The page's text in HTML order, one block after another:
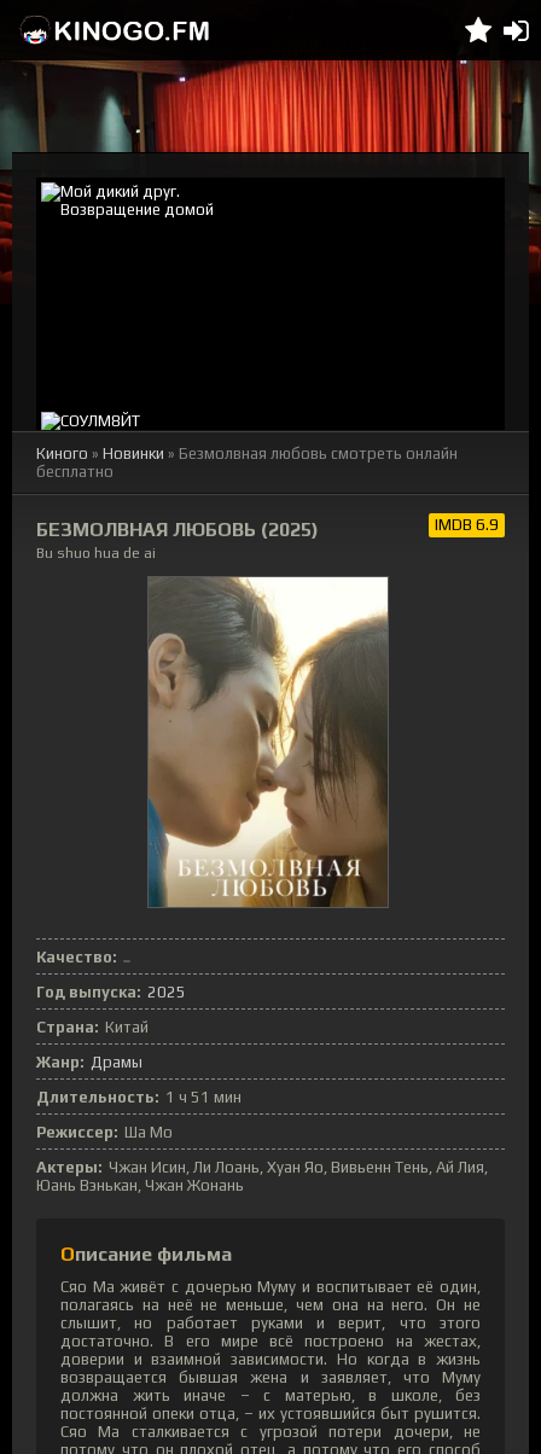
Киного » Новинки » Безмолвная любовь смотреть онлайн
бесплатно
БЕЗМОЛВНАЯ ЛЮБОВЬ (2025)
Bu shuo hua de ai
IMDB 6.9
Качество:
Год выпуска: 2025
Страна: Китай
Жанр: Драмы
Длительность: 1 ч 51 мин
Режиссер: Ша Мо
Актеры: Чжан Исин, Ли Лоань, Хуан Яо, Вивьенн Тень, Ай Лия,
Юань Вэнькан, Чжан Жонань
Описание фильма
Сяо Ма живёт с дочерью Муму и воспитывает её один,
полагаясь на неё не меньше, чем она на него. Он не
слышит, но работает руками и верит, что этого
достаточно. В его мире всё построено на жестах,
доверии и взаимной зависимости. Но когда в жизнь
возвращается бывшая жена и заявляет, что Муму
должна жить иначе – с матерью, в школе, без
постоянной опеки отца, – их устоявшийся быт рушится.
Сяо Ма сталкивается с угрозой потери дочери, не
потому что он плохой отец, а потому что его способ